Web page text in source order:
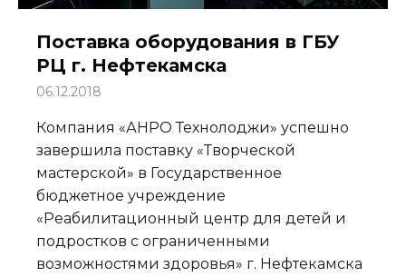
Поставка оборудования в ГБУ
РЦ г. Нефтекамска
06.12.2018
Компания «АНРО Технолоджи» успешно
завершила поставку «Творческой
мастерской» в Государственное
бюджетное учреждение
«Реабилитационный центр для детей и
подростков с ограниченными
возможностями здоровья» г. Нефтекамска